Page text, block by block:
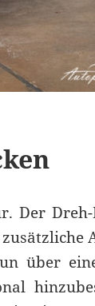
Der
über